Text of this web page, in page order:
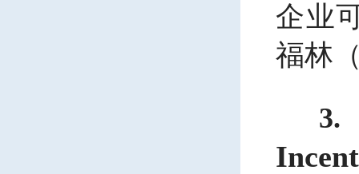
企业
福林
3.